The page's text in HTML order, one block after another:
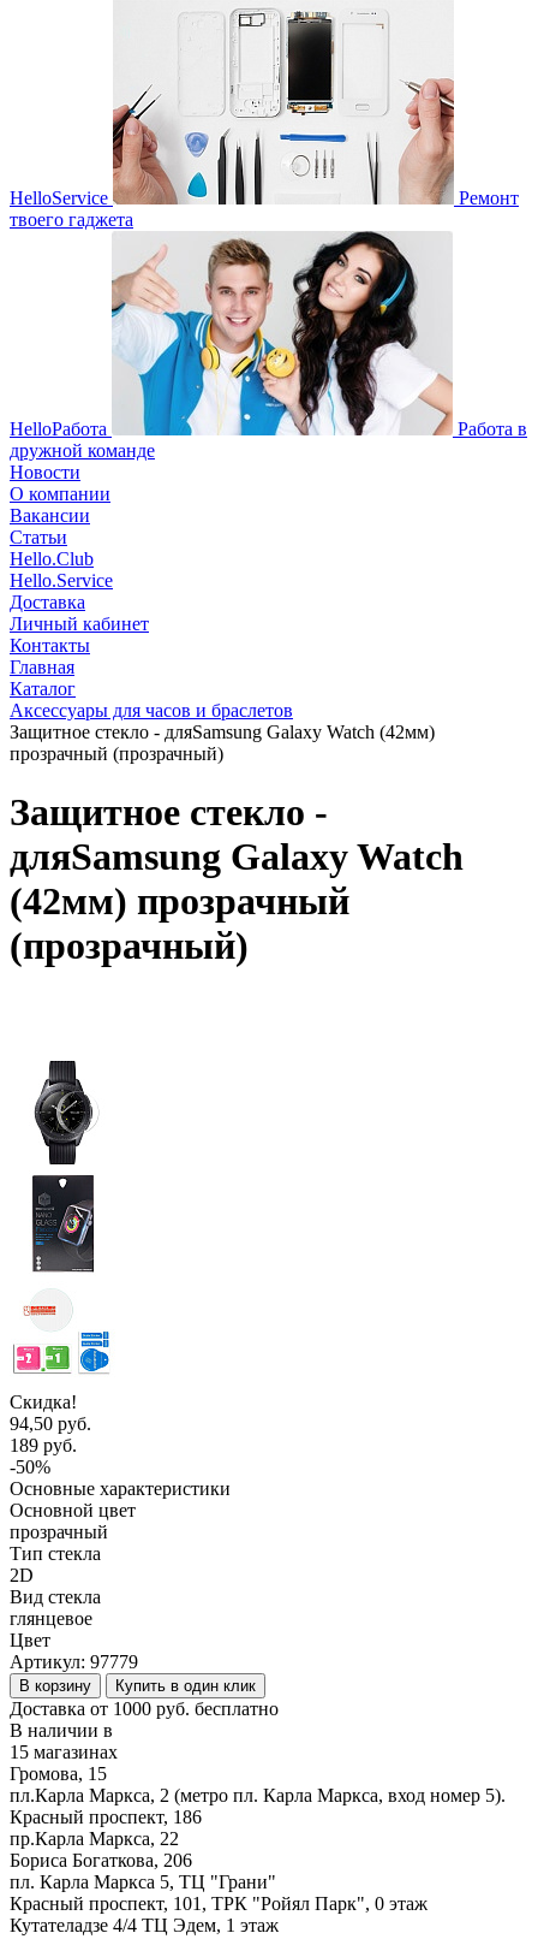
HelloService
Ремонт
твоего гаджета
HelloРабота
Работа в
дружной команде
Новости
О компании
Вакансии
Статьи
Hello.Club
Hello.Service
Доставка
Личный кабинет
Контакты
Главная
Каталог
Аксессуары для часов и браслетов
Защитное стекло - дляSamsung Galaxy Watch (42мм)
прозрачный (прозрачный)
Защитное стекло -
дляSamsung Galaxy Watch
(42мм) прозрачный
(прозрачный)
Скидка!
94,50 руб.
189 руб.
-50%
Основные характеристики
Основной цвет
прозрачный
Тип стекла
2D
Вид стекла
глянцевое
Цвет
Артикул: 97779
В корзину Купить в один клик
Доставка от 1000 руб. бесплатно
В наличии в
15 магазинах
Громова, 15
пл.Карла Маркса, 2 (метро пл. Карла Маркса, вход номер 5).
Красный проспект, 186
пр.Карла Маркса, 22
Бориса Богаткова, 206
пл. Карла Маркса 5, ТЦ "Грани"
Красный проспект, 101, ТРК "Ройял Парк", 0 этаж
Кутателадзе 4/4 ТЦ Эдем, 1 этаж